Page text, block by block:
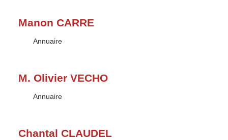
Manon CARRE
Type :
Annuaire
M. Olivier VECHO
Type :
Annuaire
Chantal CLAUDEL